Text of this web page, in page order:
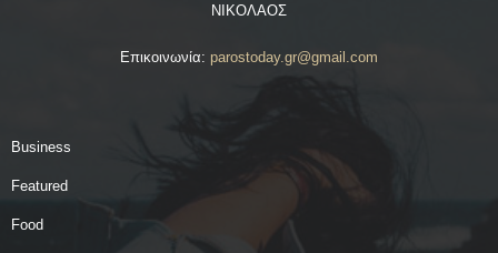
ΝΙΚΟΛΑΟΣ
Επικοινωνία: parostoday.gr@gmail.com
Business
Featured
Food